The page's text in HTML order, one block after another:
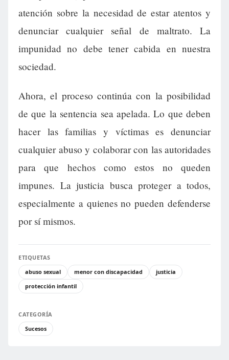
atención sobre la necesidad de estar atentos y
denunciar cualquier señal de maltrato. La
impunidad no debe tener cabida en nuestra
sociedad.
Ahora, el proceso continúa con la posibilidad
de que la sentencia sea apelada. Lo que deben
hacer las familias y víctimas es denunciar
cualquier abuso y colaborar con las autoridades
para que hechos como estos no queden
impunes. La justicia busca proteger a todos,
especialmente a quienes no pueden defenderse
por sí mismos.
ETIQUETAS
abuso sexual
menor con discapacidad
justicia
protección infantil
CATEGORÍA
Sucesos